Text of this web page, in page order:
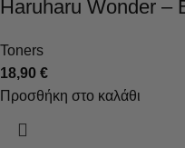
Haruharu Wonder –
Toners
18,90 €
Προσθήκη στο καλάθι